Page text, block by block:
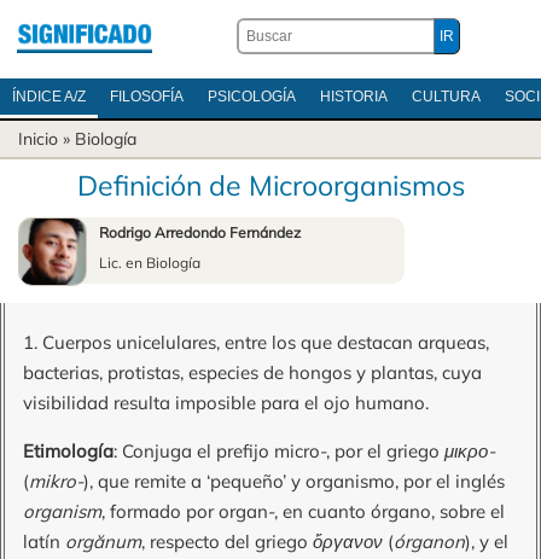
ÍNDICE A/Z FILOSOFÍA PSICOLOGÍA HISTORIA CULTURA
Inicio » Biología
Definición de Microorganismos
Rodrigo Arredondo Fernández
Lic. en Biología
1. Cuerpos unicelulares, entre los que destacan arqueas,
bacterias, protistas, especies de hongos y plantas, cuya
visibilidad resulta imposible para el ojo humano.
Etimología: Conjuga el prefijo micro-, por el griego μικρο-
(mikro-), que remite a ‘pequeño’ y organismo, por el inglés
organism, formado por organ-, en cuanto órgano, sobre el
latín orgănum, respecto del griego ὄργανον (órganon), y el